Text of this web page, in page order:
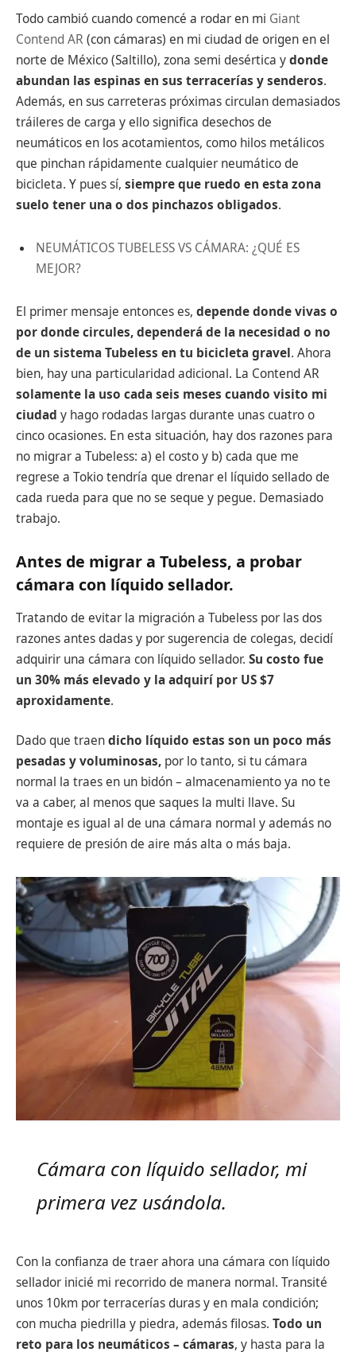
Todo cambió cuando comencé a rodar en mi Giant
Contend AR (con cámaras) en mi ciudad de origen en el
norte de México (Saltillo), zona semi desértica ydonde
abundan las espinas en sus terracerías y senderos.
Además, en sus carreteras próximas circulan demasiados
tráileres de carga y ello significa desechos de
neumáticos en los acotamientos, como hilos metálicos
que pinchan rápidamente cualquier neumático de
bicicleta. Y pues sí, siempre que ruedo en esta zona
suelo tener una o dos pinchazos obligados.
NEUMÁTICOS TUBELESS VS CÁMARA: ¿QUÉ ES
MEJOR?
El primer mensaje entonces es, depende donde vivas o
por donde circules, dependerá de la necesidad o no
de un sistema Tubeless en tu bicicleta gravel. Ahora
bien, hay una particularidad adicional. La Contend AR
solamente la uso cada seis meses cuando visito mi
ciudad y hago rodadas largas durante unas cuatro o
cinco ocasiones. En esta situación, hay dos razones para
no migrar a Tubeless: a) el costo y b) cada que me
regrese a Tokio tendría que drenar el líquido sellado de
cada rueda para que no se seque y pegue. Demasiado
trabajo.
Antes de migrar a Tubeless, a probar
cámara con líquido sellador.
Tratando de evitar la migración a Tubeless por las dos
razones antes dadas y por sugerencia de colegas, decidí
adquirir una cámara con líquido sellador. Su costo fue
un 30% más elevado y la adquirí por US $7
aproxidamente.
Dado que traendicho líquido estas son un poco más
pesadas y voluminosas, por lo tanto, si tu cámara
normal la traes en un bidón – almacenamiento ya no te
va a caber, al menos que saques la multi llave. Su
montaje es igual al de una cámara normal y además no
requiere de presión de aire más alta o más baja.
Cámara con líquido sellador, mi
primera vez usándola.
Con la confianza de traer ahora una cámara con líquido
sellador inicié mi recorrido de manera normal. Transité
unos 10km por terracerías duras y en mala condición;
con mucha piedrilla y piedra, además filosas. Todo un
reto para los neumáticos – cámaras, y hasta para la